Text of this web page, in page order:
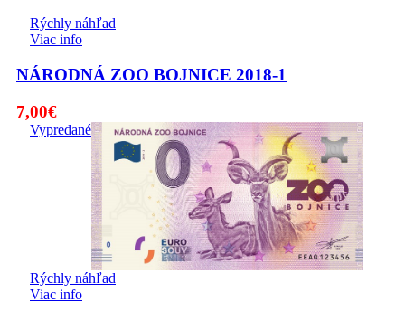
Rýchly náhľad
Viac info
NÁRODNÁ ZOO BOJNICE 2018-1
7,00€
Vypredané
Rýchly náhľad
Viac info